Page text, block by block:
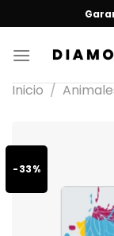
Inicio /
-33%